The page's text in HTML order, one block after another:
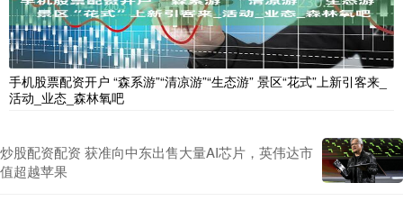
手机股票配资开户 “森系游”“清凉游”“生态游” 景区“花式”上新引客来_
活动_业态_森林氧吧
炒股配资配资 获准向中东出售大量AI芯片，英伟达市
值超越苹果